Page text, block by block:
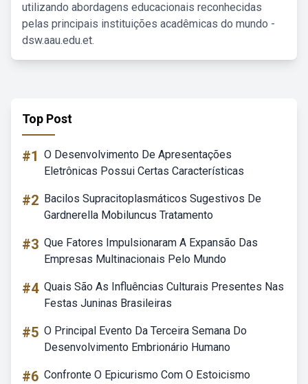
utilizando abordagens educacionais reconhecidas
pelas principais instituições acadêmicas do mundo -
dsw.aau.edu.et.
Top Post
#1 O Desenvolvimento De Apresentações
Eletrônicas Possui Certas Características
#2 Bacilos Supracitoplasmáticos Sugestivos De
Gardnerella Mobiluncus Tratamento
#3 Que Fatores Impulsionaram A Expansão Das
Empresas Multinacionais Pelo Mundo
#4 Quais São As Influências Culturais Presentes Nas
Festas Juninas Brasileiras
#5 O Principal Evento Da Terceira Semana Do
Desenvolvimento Embrionário Humano
#6 Confronte O Epicurismo Com O Estoicismo